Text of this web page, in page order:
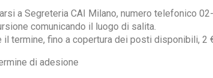
a Segreteria CAI Milano, numero telefonico
comunicando il luogo di salita.
il termine, fino a copertura dei posti disponibili, 2
di adesione